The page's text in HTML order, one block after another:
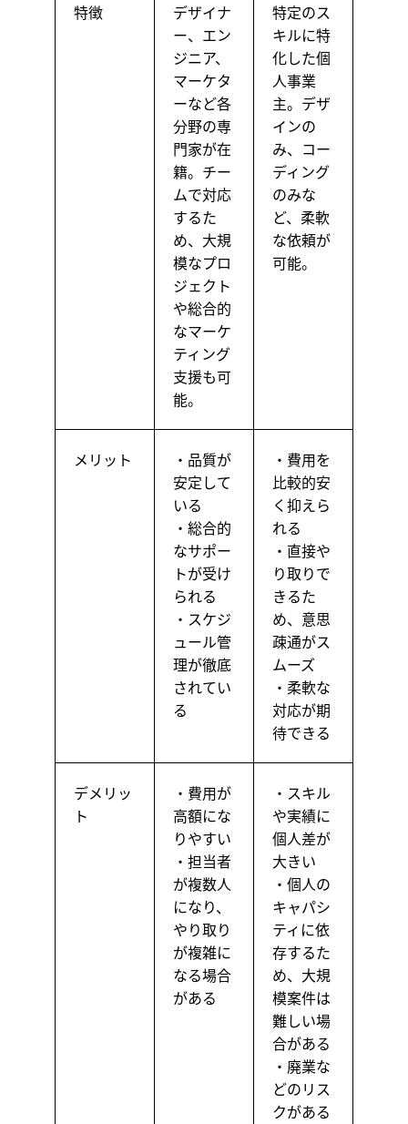
特徴
デザイナ
ー、エン
ジニア、
マーケタ
ーなど各
分野の専
門家が在
籍。チー
ムで対応
するた
め、大規
模なプロ
ジェクト
や総合的
なマーケ
ティング
支援も可
能。
特定のス
キルに特
化した個
人事業
主。デザ
インの
み、コー
ディング
のみな
ど、柔軟
な依頼が
可能。
メリット
・品質が
安定して
いる
・総合的
なサポー
トが受け
られる
・スケジ
ュール管
理が徹底
されてい
る
・費用を
比較的安
く抑えら
れる
・直接や
り取りで
きるた
め、意思
疎通がス
ムーズ
・柔軟な
対応が期
待できる
デメリッ
ト
・費用が
高額にな
りやすい
・担当者
が複数人
になり、
やり取り
が複雑に
なる場合
がある
・スキル
や実績に
個人差が
大きい
・個人の
キャパシ
ティに依
存するた
め、大規
模案件は
難しい場
合がある
・廃業な
どのリス
クがある